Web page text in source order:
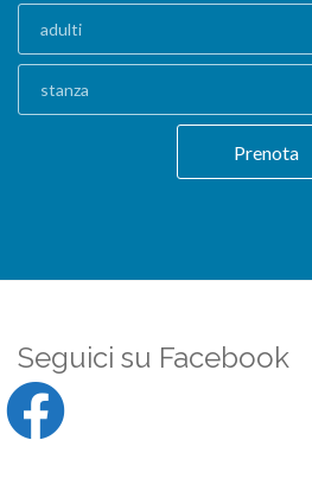
adulti
stanza
Prenota
Seguici su Facebook